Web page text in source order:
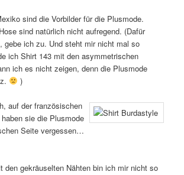
sind die Vorbilder für die Plusmode.
sind natürlich nicht aufregend. (Dafür
gebe ich zu. Und steht mir nicht mal so
ich Shirt 143 mit den asymmetrischen
ich es nicht zeigen, denn die Plusmode
)
auf der französischen
sie die Plusmode
Seite vergessen…
den gekräuselten Nähten bin ich mir nicht so